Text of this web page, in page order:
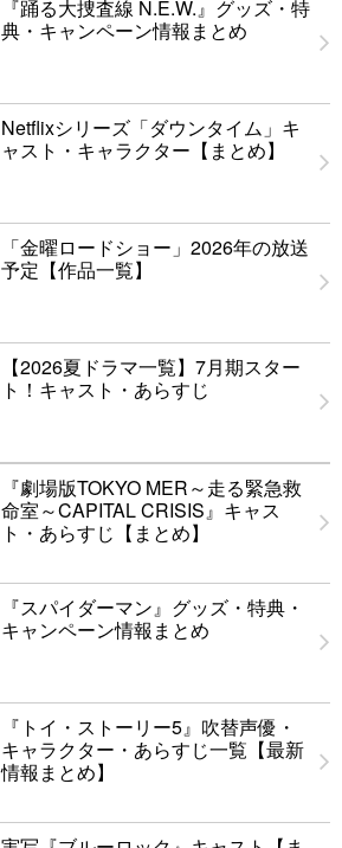
『踊る大捜査線 N.E.W.』グッズ・特
典・キャンペーン情報まとめ
Netflixシリーズ「ダウンタイム」キ
ャスト・キャラクター【まとめ】
「金曜ロードショー」2026年の放送
予定【作品一覧】
【2026夏ドラマ一覧】7月期スター
ト！キャスト・あらすじ
『劇場版TOKYO MER～走る緊急救
命室～CAPITAL CRISIS』キャス
ト・あらすじ【まとめ】
『スパイダーマン』グッズ・特典・
キャンペーン情報まとめ
『トイ・ストーリー5』吹替声優・
キャラクター・あらすじ一覧【最新
情報まとめ】